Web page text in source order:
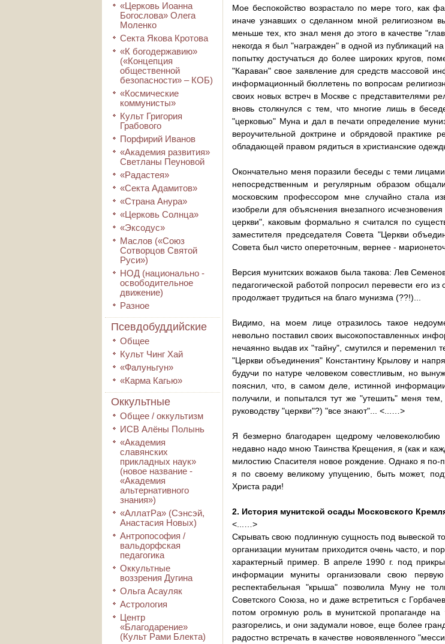
«Церковь Иоанна
Богослова» Олега
Моленко
Секта Якова Кротова
«К богодержавию»
(«Концепция
общественной
безопасности» – КОБ)
«Космические
коммунисты»
Культ Григория
Грабового
Порфирий Иванов
«Академия развития»
Светланы Пеуновой
«Радастея»
«Секта Адамитов»
«Страна Анура»
«Церковь Солнца»
«Эксодус»
Маслов («Союз
Сотворцов Святой
Руси»)
НОД (национально -
освободительное
движение)
Разное
Псевдобуддийские
Общее
Культ Чинг Хай
«Фалуньгун»
«Карма Кагью»
Оккультные
Общее / оккультизм
ИСВ Алёны Полынь
«Академия
славянских
прикладных наук»
(новое название -
«Академия
альтернативного
знания»)
«АллатРа» (Сэнсэй,
Анастасия Новых)
Антропософия /
вальдорфская
педагогика
Оккультные
воззрения Дугина
Ольга Асауляк
Астрология
Центр
«Благодарение»
(Культ Рами Блекта)
Мое беспокойство возрастало по мере того, как
иначе узнавших о сделанном мной религиозном
меньше тех, кто знал меня до этого в качестве
некогда я был "награжден" в одной из публикаций
попытку достучаться до более широких кругов,
"Караван" свое заявление для средств массовой
информационный бюллетень по вопросам
своих новых встреч в Москве с представителями
вновь столкнулся с тем, что многие лишь в
"церковью" Муна и дал в печати определение
вероучительной доктрине и обрядовой
обладающей правом рядиться в христианские
Окончательно меня поразили беседы с теми
непосредственным и регулярным образом
московским профессором мне случайно стала
изобрели для объяснения внезапного
церкви", каковым формально я считался по
заместителя председателя Совета "Церкви
Совета был чисто опереточным, вернее -
Версия мунитских вожаков была такова: Лев
педагогической работой попросил перевести его
продолжает трудиться на благо мунизма (??!)...
Видимо, на моем лице отразилось такое
невольно поставил своих высокопоставленных
нечаянно выдав их "тайну", смутился и переменил
"Церкви объединения" Константину Крылову и
будучи по натуре человеком совестливым, но
пояснил, что, в самом деле, истинной
получили, и попытался тут же "утешить" меня
руководству "церкви"?) "все знают"... <...…>
Я безмерно благодарен щедрому
недавно надо мною Таинства Крещения, я (как и
милостию Спасителя новое рождение. Однако я по-
я по своему великому упущению, быть может,
Христа ради!
2. История мунитской осады Московского
<...…>
Скрывать свою подлинную сущность под вывеской
организации мунитам приходится очень часто, и
характерный пример. В апреле 1990 г. под
информации муниты организовали свою
респектабельная "крыша" позволила Муну не
Советского Союза, но и даже встретиться с
потом огромную роль в мунитской пропаганде
разгорелись, и они задумали новое, еще более
радостно встречать в качестве новоявленного